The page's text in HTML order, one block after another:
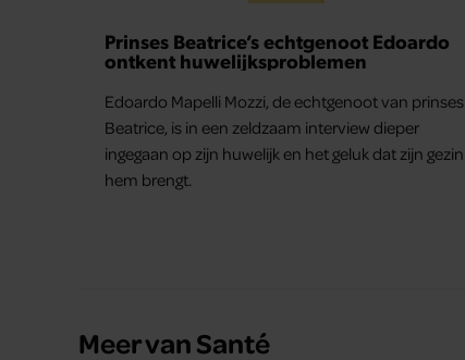
Prinses Beatrice’s echtgenoot Edoardo
ontkent huwelijksproblemen
Edoardo Mapelli Mozzi, de echtgenoot van prinses
Beatrice, is in een zeldzaam interview dieper
ingegaan op zijn huwelijk en het geluk dat zijn gezin
hem brengt.
Meer van Santé